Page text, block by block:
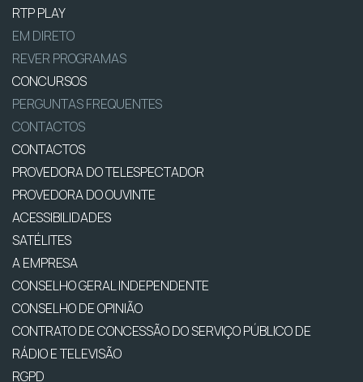
RTP PLAY
EM DIRETO
REVER PROGRAMAS
CONCURSOS
PERGUNTAS FREQUENTES
CONTACTOS
CONTACTOS
PROVEDORA DO TELESPECTADOR
PROVEDORA DO OUVINTE
ACESSIBILIDADES
SATÉLITES
A EMPRESA
CONSELHO GERAL INDEPENDENTE
CONSELHO DE OPINIÃO
CONTRATO DE CONCESSÃO DO SERVIÇO PÚBLICO DE
RÁDIO E TELEVISÃO
RGPD